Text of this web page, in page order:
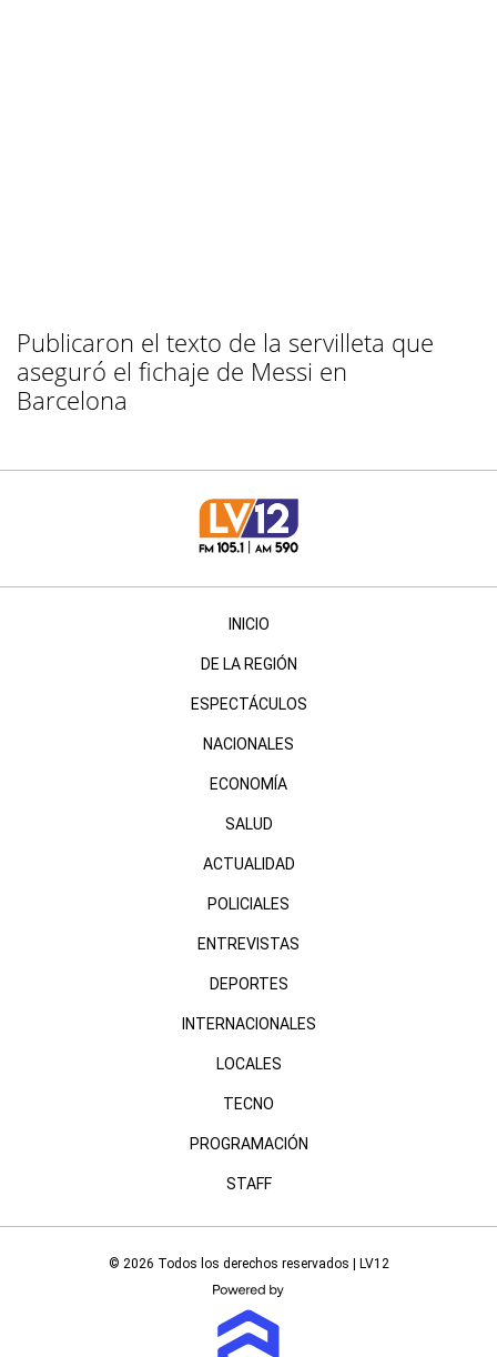
Publicaron el texto de la servilleta que
aseguró el fichaje de Messi en
Barcelona
INICIO
DE LA REGIÓN
ESPECTÁCULOS
NACIONALES
ECONOMÍA
SALUD
ACTUALIDAD
POLICIALES
ENTREVISTAS
DEPORTES
INTERNACIONALES
LOCALES
TECNO
PROGRAMACIÓN
STAFF
© 2026 Todos los derechos reservados | LV12